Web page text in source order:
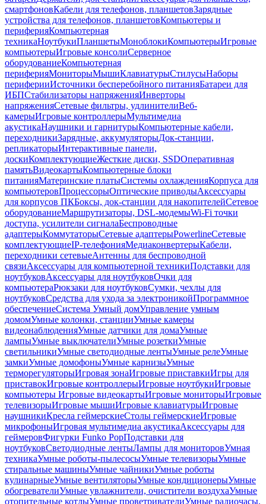
смартфоновКабели для телефонов, планшетовЗарядные
устройства для телефонов, планшетовКомпьютеры и
периферияКомпьютерная
техникаНоутбукиПланшетыМоноблокиКомпьютерыИгровые
компьютерыИгровые консолиСерверное
оборудованиеКомпьютерная
периферияМониторыМышиКлавиатурыСтилусыНаборы
периферииИсточники бесперебойного питанияБатареи для
ИБПСтабилизаторы напряженияИнверторы
напряженияСетевые фильтры, удлинителиВеб-
камерыИгровые контроллерыМультимедиа
акустикаНаушники и гарнитурыКомпьютерные кабели,
переходникиЗарядные, аккумуляторыДок-станции,
репликаторыИнтерактивные панели,
доскиКомплектующиеЖесткие диски, SSDОперативная
памятьВидеокартыКомпьютерные блоки
питанияМатеринские платыСистемы охлажденияКорпуса для
компьютеровПроцессорыОптические приводыАксессуары
для корпусов ПКБоксы, док-станции для накопителейСетевое
оборудованиеМаршрутизаторы, DSL-модемыWi-Fi точки
доступа, усилители сигналаБеспроводные
адаптерыКоммутаторыСетевые адаптерыPowerlineСетевые
комплектующиеIP-телефонияМедиаконвертерыКабели,
переходники сетевыеАнтенны для беспроводной
связиАксессуары для компьютерной техникиПодставки для
ноутбуковАксессуары для ноутбуковОчки для
компьютераРюкзаки для ноутбуковСумки, чехлы для
ноутбуковСредства для ухода за электроникойПрограммное
обеспечениеСистема Умный домУправление умным
домомУмные колонки, станцииУмные камеры
видеонаблюденияУмные датчики для домаУмные
лампыУмные выключателиУмные розеткиУмные
светильникиУмные светодиодные лентыУмные релеУмные
замкиУмные домофоныУмные карнизыУмные
терморегуляторыИгровая зонаИгровые приставкиИгры для
приставокИгровые контроллерыИгровые ноутбукиИгровые
компьютеры Игровые видеокартыИгровые мониторыИгровые
телевизорыИгровые мышиИгровые клавиатурыИгровые
наушникиКресла геймерскиеСтолы геймерскиеИгровые
микрофоныИгровая мультимедиа акустикаАксессуары для
геймеровФигурки Funko PopПодставки для
ноутбуковСветодиодные лентыЛампы для мониторовУмная
техникаУмные роботы-пылесосыУмные телевизорыУмные
стиральные машиныУмные чайникиУмные роботы
кулинарныеУмные вентиляторыУмные кондиционерыУмные
обогревателиУмные увлажнители, очистители воздухаУмные
отопительные котлыУмные проветривателиУмные радиочасы,